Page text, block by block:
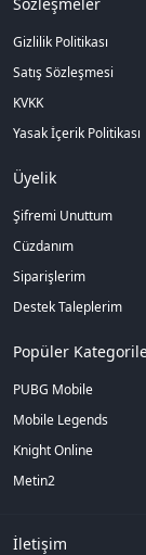
Gizlilik Politikası
Satış Sözleşmesi
KVKK
Yasak İçerik Politikası
Üyelik
Şifremi Unuttum
Cüzdanım
Siparişlerim
Destek Taleplerim
Popüler
PUBG Mobile
Mobile Legends
Knight Online
Metin2
İletişim